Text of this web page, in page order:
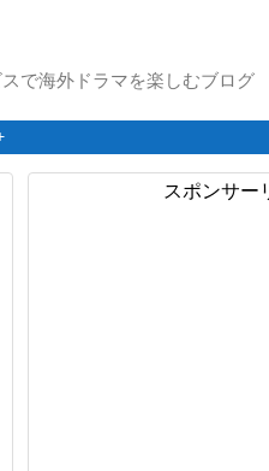
で海外ドラマを楽しむブログ
スポンサー